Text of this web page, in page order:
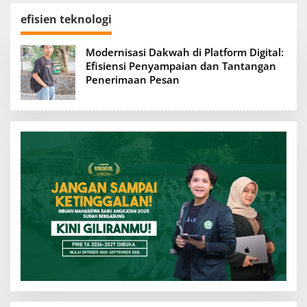
efisien teknologi
Modernisasi Dakwah di Platform Digital:
Efisiensi Penyampaian dan Tantangan
Penerimaan Pesan